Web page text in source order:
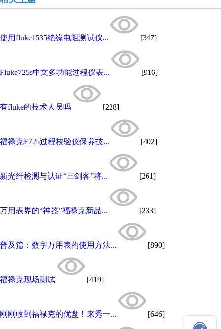
使用fluke1535绝缘电阻测试仪... [347]
Fluke725s中文多功能过程仪表... [916]
有fluke的技术人员吗 [228]
福禄克F726过程校验仪保养技... [402]
新光纤检测与认证“三剑客”将... [261]
万用表界的“神器”福禄克新品... [233]
普及篇：数字万用表的使用方法... [890]
福禄克现场测试 [419]
刚刚收到福禄克的优盘！来秀一... [646]